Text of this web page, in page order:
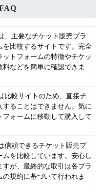
、主要なチケット販売プラ
を比較するサイトです。完全
ットフォームの特徴やチケッ
料などを簡単に確認できま
比較サイトのため、直接チ
することはできません。気に
フォームに移動して購入して
信頼できるチケット販売プ
ムを比較しています。安心し
すが、最終的な取引は各プラ
の規約に基づいて行われま